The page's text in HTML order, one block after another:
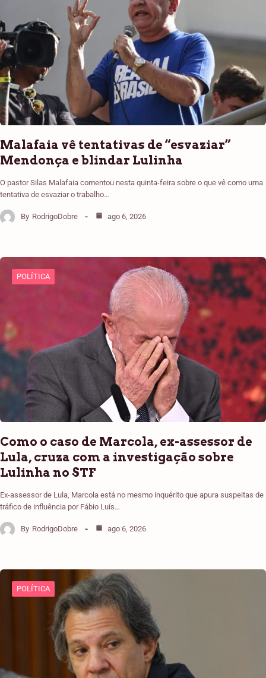
Malafaia vê tentativas de “esvaziar”
Mendonça e blindar Lulinha
O pastor Silas Malafaia comentou nesta quinta-feira sobre o que vê como uma
tentativa de esvaziar o trabalho…
By RodrigoDobre ago 6, 2026
POLÍTICA
Como o caso de Marcola, ex-assessor de
Lula, cruza com a investigação sobre
Lulinha no STF
Ex-assessor de Lula, Marcola está no mesmo inquérito que apura suspeitas de
tráfico de influência por Fábio Luís…
By RodrigoDobre ago 6, 2026
POLÍTICA